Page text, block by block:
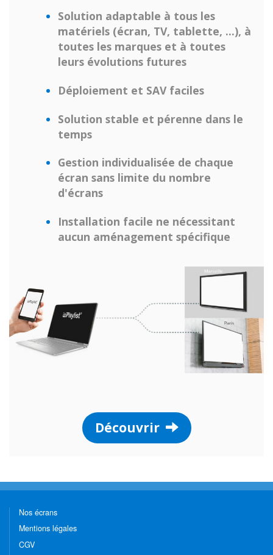
Solution adaptable à tous les
matériels (écran, TV, tablette, …), à
toutes les marques et à toutes
leurs évolutions futures
Déploiement et SAV faciles
Solution stable et pérenne dans le
temps
Gestion individualisée de chaque
écran sans limite du nombre
d'écrans
Installation facile ne nécessitant
aucun aménagement spécifique
Découvrir
Nos écrans
Mentions légales
CGV